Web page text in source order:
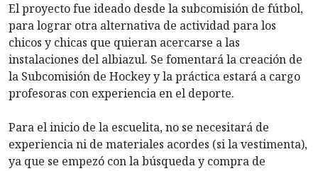
El proyecto fue ideado desde la subcomisión de fútbol,
para lograr otra alternativa de actividad para los
chicos y chicas que quieran acercarse a las
instalaciones del albiazul. Se fomentará la creación de
la Subcomisión de Hockey y la práctica estará a cargo
profesoras con experiencia en el deporte.
Para el inicio de la escuelita, no se necesitará de
experiencia ni de materiales acordes (si la vestimenta),
ya que se empezó con la búsqueda y compra de